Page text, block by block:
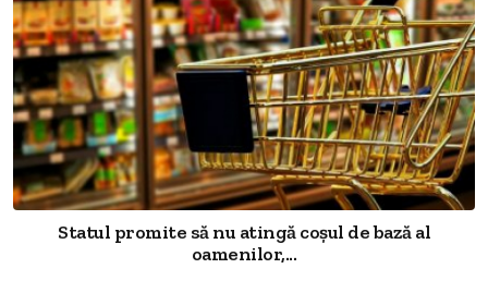
Statul promite să nu atingă coșul de bază al
oamenilor,...